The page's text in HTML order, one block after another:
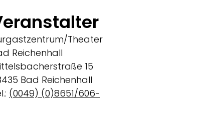
Theater
Reichenhall
15
Bad Reichenhall
(0049) (0)8651/606-